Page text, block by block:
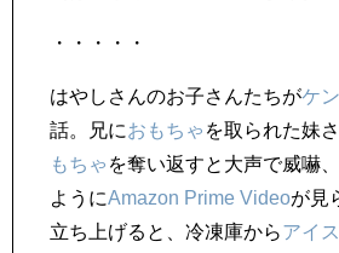
・・・・・
はやしさんのお子さんたちがケ
話。兄に おもちゃ を取られた妹
もちゃ を奪い返すと大声で威嚇
ようにAmazon Prime Videoが見
立ち上げると、冷凍庫からアイス